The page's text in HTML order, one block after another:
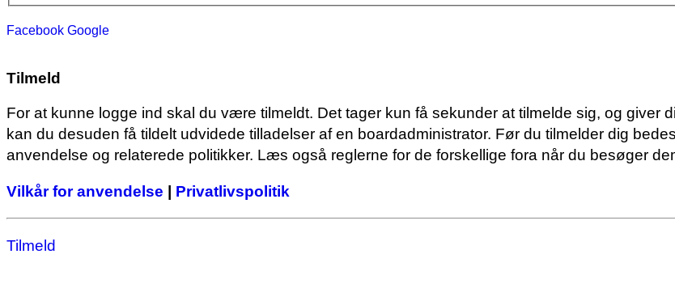
Facebook Google
Tilmeld
For at kunne logge ind skal du være tilmeldt. Det tager kun få sekunder at tilmelde sig, og giver
kan du desuden få tildelt udvidede tilladelser af en boardadministrator. Før du tilmelder dig
anvendelse og relaterede politikker. Læs også reglerne for de forskellige fora når du besøger
Vilkår for anvendelse Privatlivspolitik
Tilmeld